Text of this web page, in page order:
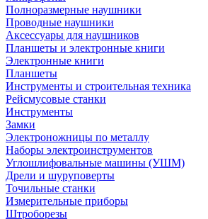
Полноразмерные наушники
Проводные наушники
Аксессуары для наушников
Планшеты и электронные книги
Электронные книги
Планшеты
Инструменты и строительная техника
Рейсмусовые станки
Инструменты
Замки
Электроножницы по металлу
Наборы электроинструментов
Углошлифовальные машины (УШМ)
Дрели и шуруповерты
Точильные станки
Измерительные приборы
Штроборезы